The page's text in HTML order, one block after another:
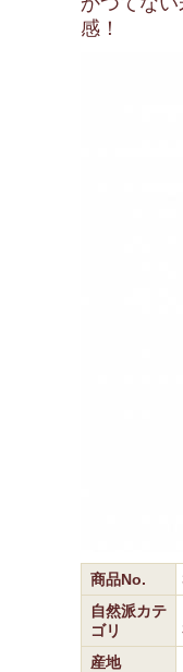
感！
商品No.
自然派カテ
ゴリ
産地